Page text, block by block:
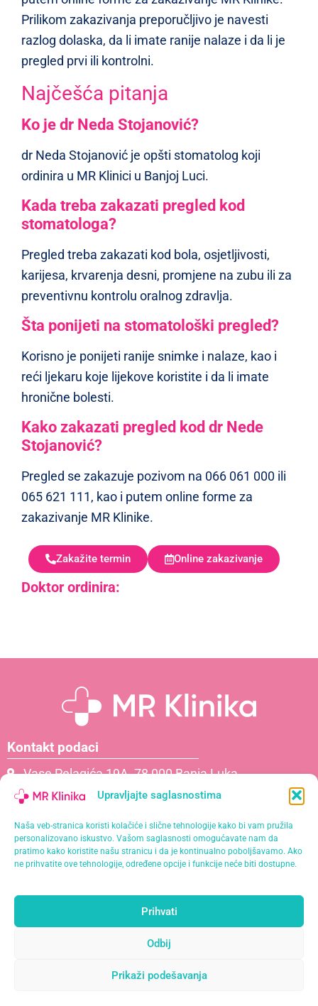
Upravljajte saglasnostima
Naša veb-stranica koristi kolačiće i slične tehnologije kako bi vam pružila
personalizovano iskustvo. Vašom saglasnosti omogućavate nam da
pratimo kako koristite našu stranicu i da je kontinualno poboljšavamo. Ako
ne prihvatite ove tehnologije, određene opcije i funkcije neće biti dostupne.
Prihvati
Odbij
Prikaži podešavanja
Prilikom zakazivanja preporučljivo je navesti
razlog dolaska, da li imate ranije nalaze i da li je
pregled prvi ili kontrolni.
Najčešća pitanja
Ko je dr Neda Stojanović?
dr Neda Stojanović je opšti stomatolog koji
ordinira u MR Klinici u Banjoj Luci.
Kada treba zakazati pregled kod
stomatologa?
Pregled treba zakazati kod bola, osjetljivosti,
karijesa, krvarenja desni, promjene na zubu ili za
preventivnu kontrolu oralnog zdravlja.
Šta ponijeti na stomatološki pregled?
Korisno je ponijeti ranije snimke i nalaze, kao i
reći ljekaru koje lijekove koristite i da li imate
hronične bolesti.
Kako zakazati pregled kod dr Nede
Stojanović?
Pregled se zakazuje pozivom na 066 061 000 ili
065 621 111, kao i putem online forme za
zakazivanje MR Klinike.
Zakažite termin Online zakazivanje
Doktor ordinira:
Naša misija je pružiti personalizirane usluge s
najvišim standardima kvalitete u opuštajućem i
Kontakt podaci
Vase Pelagića 19A, 78 000 Banja Luka
066 061 000
info@mrklinika.ba
Politika privatnosti